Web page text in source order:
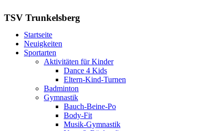
TSV Trunkelsberg
Startseite
Neuigkeiten
Sportarten
Aktivitäten für Kinder
Dance 4 Kids
Eltern-Kind-Turnen
Badminton
Gymnastik
Bauch-Beine-Po
Body-Fit
Musik-Gymnastik